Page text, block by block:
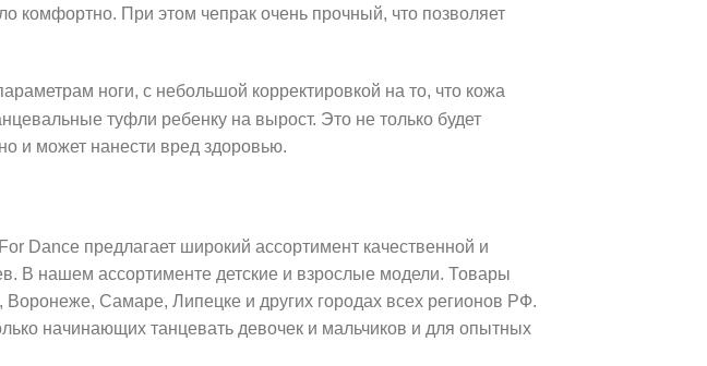
комфортно. При этом чепрак очень прочный, что позволяет
ноги, с небольшой корректировкой на то, что кожа
туфли ребенку на вырост. Это не только будет
и может нанести вред здоровью.
Dance предлагает широкий ассортимент качественной и
В нашем ассортименте детские и взрослые модели. Товары
Самаре, Липецке и других городах всех регионов РФ.
начинающих танцевать девочек и мальчиков и для опытных